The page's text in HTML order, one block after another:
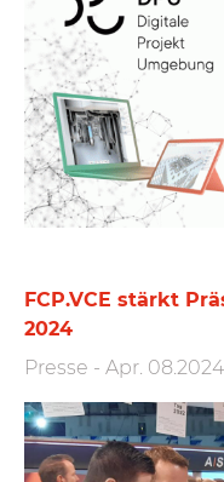
FCP.VCE stärkt
2024
Presse - Apr. 08.2024